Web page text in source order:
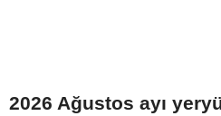
2026 Ağustos ayı